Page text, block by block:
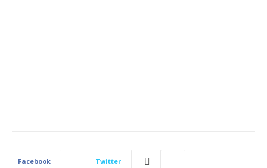
Facebook Twitter